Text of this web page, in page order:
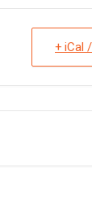
+ iCal